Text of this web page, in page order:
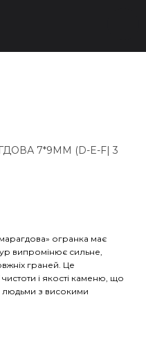
7*9ММ (D-E-F| 3
огранка має
випромінює сильне,
граней. Це
і якості каменю, що
людьми з високими